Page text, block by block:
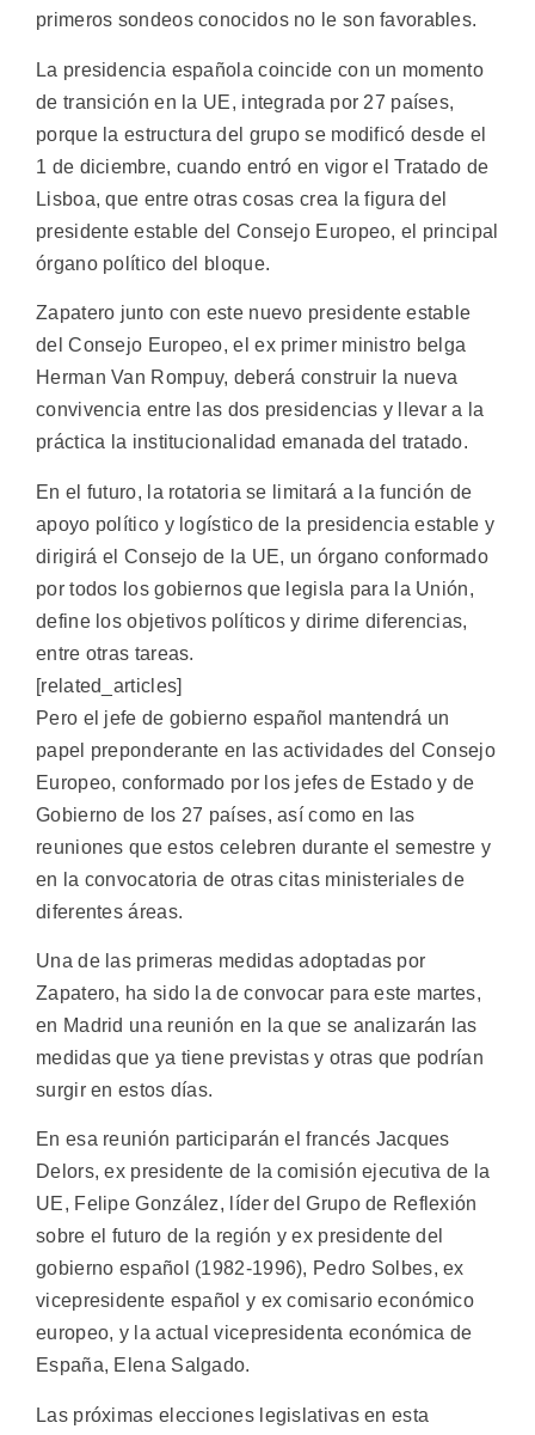
primeros sondeos conocidos no le son favorables.
La presidencia española coincide con un momento
de transición en la UE, integrada por 27 países,
porque la estructura del grupo se modificó desde el
1 de diciembre, cuando entró en vigor el Tratado de
Lisboa, que entre otras cosas crea la figura del
presidente estable del Consejo Europeo, el principal
órgano político del bloque.
Zapatero junto con este nuevo presidente estable
del Consejo Europeo, el ex primer ministro belga
Herman Van Rompuy, deberá construir la nueva
convivencia entre las dos presidencias y llevar a la
práctica la institucionalidad emanada del tratado.
En el futuro, la rotatoria se limitará a la función de
apoyo político y logístico de la presidencia estable y
dirigirá el Consejo de la UE, un órgano conformado
por todos los gobiernos que legisla para la Unión,
define los objetivos políticos y dirime diferencias,
entre otras tareas.
[related_articles]
Pero el jefe de gobierno español mantendrá un
papel preponderante en las actividades del Consejo
Europeo, conformado por los jefes de Estado y de
Gobierno de los 27 países, así como en las
reuniones que estos celebren durante el semestre y
en la convocatoria de otras citas ministeriales de
diferentes áreas.
Una de las primeras medidas adoptadas por
Zapatero, ha sido la de convocar para este martes,
en Madrid una reunión en la que se analizarán las
medidas que ya tiene previstas y otras que podrían
surgir en estos días.
En esa reunión participarán el francés Jacques
Delors, ex presidente de la comisión ejecutiva de la
UE, Felipe González, líder del Grupo de Reflexión
sobre el futuro de la región y ex presidente del
gobierno español (1982-1996), Pedro Solbes, ex
vicepresidente español y ex comisario económico
europeo, y la actual vicepresidenta económica de
España, Elena Salgado.
Las próximas elecciones legislativas en esta